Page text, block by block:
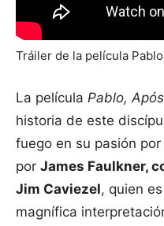
Tráiler de la película
La película Pablo,
historia de este
fuego en su pasión
por James Faulkner,
Jim Caviezel, quien
magnífica